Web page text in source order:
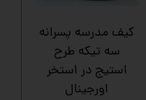
کیف مدرسه پسرانه
سه تیکه طرح
استیج در استخر
اورجینال